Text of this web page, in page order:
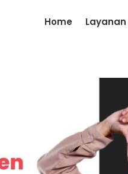
Home Layanan